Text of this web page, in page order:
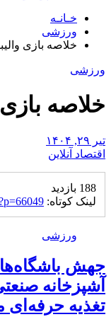
خـانـه
ورزشی
خلاصه بازی
ورزشی
خلاصه
تیر ۲۹, ۱۴۰۴
اقتصاد آنلاین
188 بازدید
لینک کوتاه:
ورزشی
جهش
آشپزخانه
تغذیه